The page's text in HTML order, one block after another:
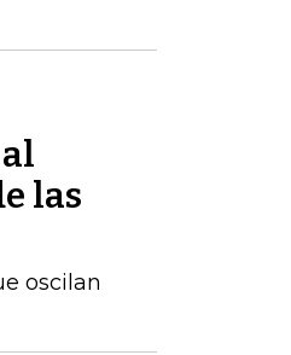
las
oscilan